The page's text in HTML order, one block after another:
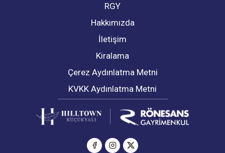
RGY
Hakkımızda
İletişim
Kiralama
Çerez Aydınlatma Metni
KVKK Aydınlatma Metni